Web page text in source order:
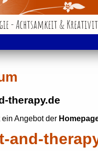
- Achtsamkeit &
therapy.de
Angebot der
and-